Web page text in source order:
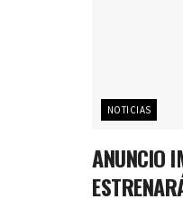
NOTICIAS
ANUNCIO